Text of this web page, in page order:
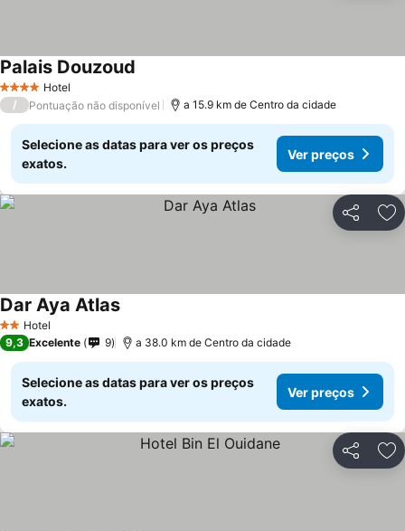
4 EstrelasHotel
Palais Douzoud
/ Pontuação não disponível a 15.9 km de Centro da cidade
Selecione as datas para ver os preços
exatos.
Ver preços
Partilhar
2 Estrelas
Hotel
Dar Aya Atlas
9,3 Excelente 9 a 38.0 km de Centro da cidade
Selecione as datas para ver os preços
exatos.
Ver preços
Partilhar